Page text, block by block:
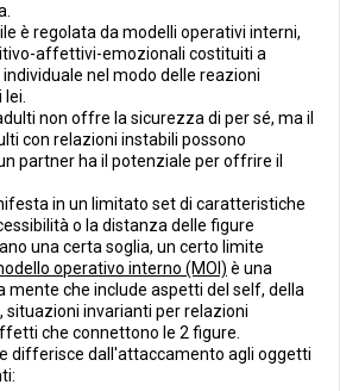
è regolata da modelli operativi interni,
affettivi-emozionali costituiti a
nel modo delle reazioni
non offre la sicurezza di per sé, ma il
con relazioni instabili possono
partner ha il potenziale per offrire il
in un limitato set di caratteristiche
o la distanza delle figure
una certa soglia, un certo limite
operativo interno (MOI) è una
mente che include aspetti del self, della
invarianti per relazioni
che connettono le 2 figure.
differisce dall'attaccamento agli oggetti